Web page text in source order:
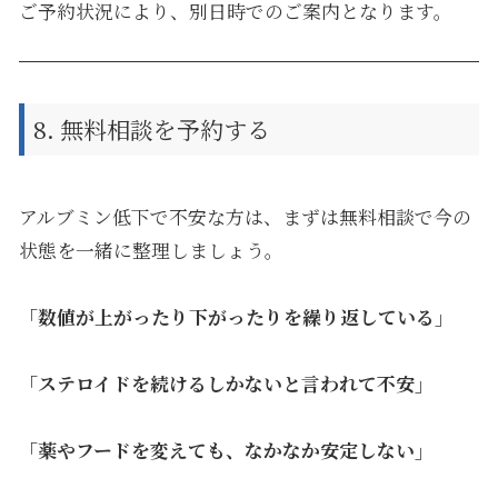
ご予約状況により、別日時でのご案内となります。
8. 無料相談を予約する
アルブミン低下で不安な方は、まずは無料相談で今の
状態を一緒に整理しましょう。
「数値が上がったり下がったりを繰り返している」
「ステロイドを続けるしかないと言われて不安」
「薬やフードを変えても、なかなか安定しない」